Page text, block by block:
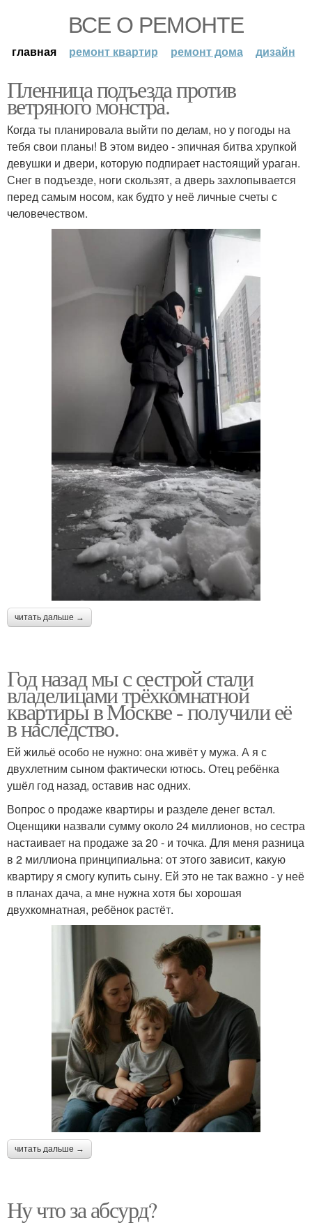
ВСЕ О РЕМОНТЕ
главная ремонт квартир ремонт дома дизайн
Пленница подъезда против
ветряного монстра.
Когда ты планировала выйти по делам, но у погоды на
тебя свои планы! В этом видео - эпичная битва хрупкой
девушки и двери, которую подпирает настоящий ураган.
Снег в подъезде, ноги скользят, а дверь захлопывается
перед самым носом, как будто у неё личные счеты с
человечеством.
читать дальше →
Год назад мы с сестрой стали
владелицами трёхкомнатной
квартиры в Москве - получили её
в наследство.
Ей жильё особо не нужно: она живёт у мужа. А я с
двухлетним сыном фактически ютюсь. Отец ребёнка
ушёл год назад, оставив нас одних.
Вопрос о продаже квартиры и разделе денег встал.
Оценщики назвали сумму около 24 миллионов, но сестра
настаивает на продаже за 20 - и точка. Для меня разница
в 2 миллиона принципиальна: от этого зависит, какую
квартиру я смогу купить сыну. Ей это не так важно - у неё
в планах дача, а мне нужна хотя бы хорошая
двухкомнатная, ребёнок растёт.
читать дальше →
Ну что за абсурд?